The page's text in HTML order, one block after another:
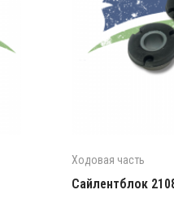
Ходовая часть
Сайлентблок